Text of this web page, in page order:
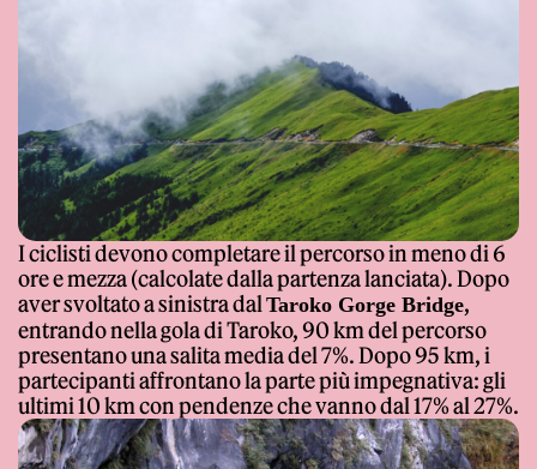
I ciclisti devono completare il percorso in meno di 6
ore e mezza (calcolate dalla partenza lanciata). Dopo
aver svoltato a sinistra dalTaroko Gorge Bridge,
entrando nella gola di Taroko, 90 km del percorso
presentano una salita media del 7%. Dopo 95 km, i
partecipanti affrontano la parte più impegnativa: gli
ultimi 10 km con pendenze che vanno dal 17% al 27%.